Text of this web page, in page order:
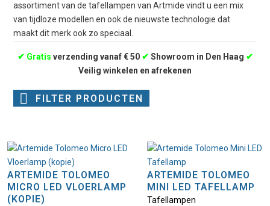
assortiment van de tafellampen van Artmide vindt u een mix
van tijdloze modellen en ook de nieuwste technologie dat
maakt dit merk ook zo speciaal.
✔ Gratis verzending vanaf € 50 ✔ Showroom in Den Haag ✔
Veilig winkelen en afrekenen
FILTER PRODUCTEN
ARTEMIDE TOLOMEO
MICRO LED VLOERLAMP
(KOPIE)
ARTEMIDE TOLOMEO
MINI LED TAFELLAMP
Tafellampen